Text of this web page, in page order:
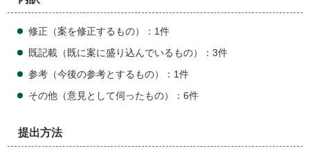
修正（案を修正するもの）：1件
既記載（既に案に盛り込んでいるもの）：3件
参考（今後の参考とするもの）：1件
その他（意見として伺ったもの）：6件
提出方法